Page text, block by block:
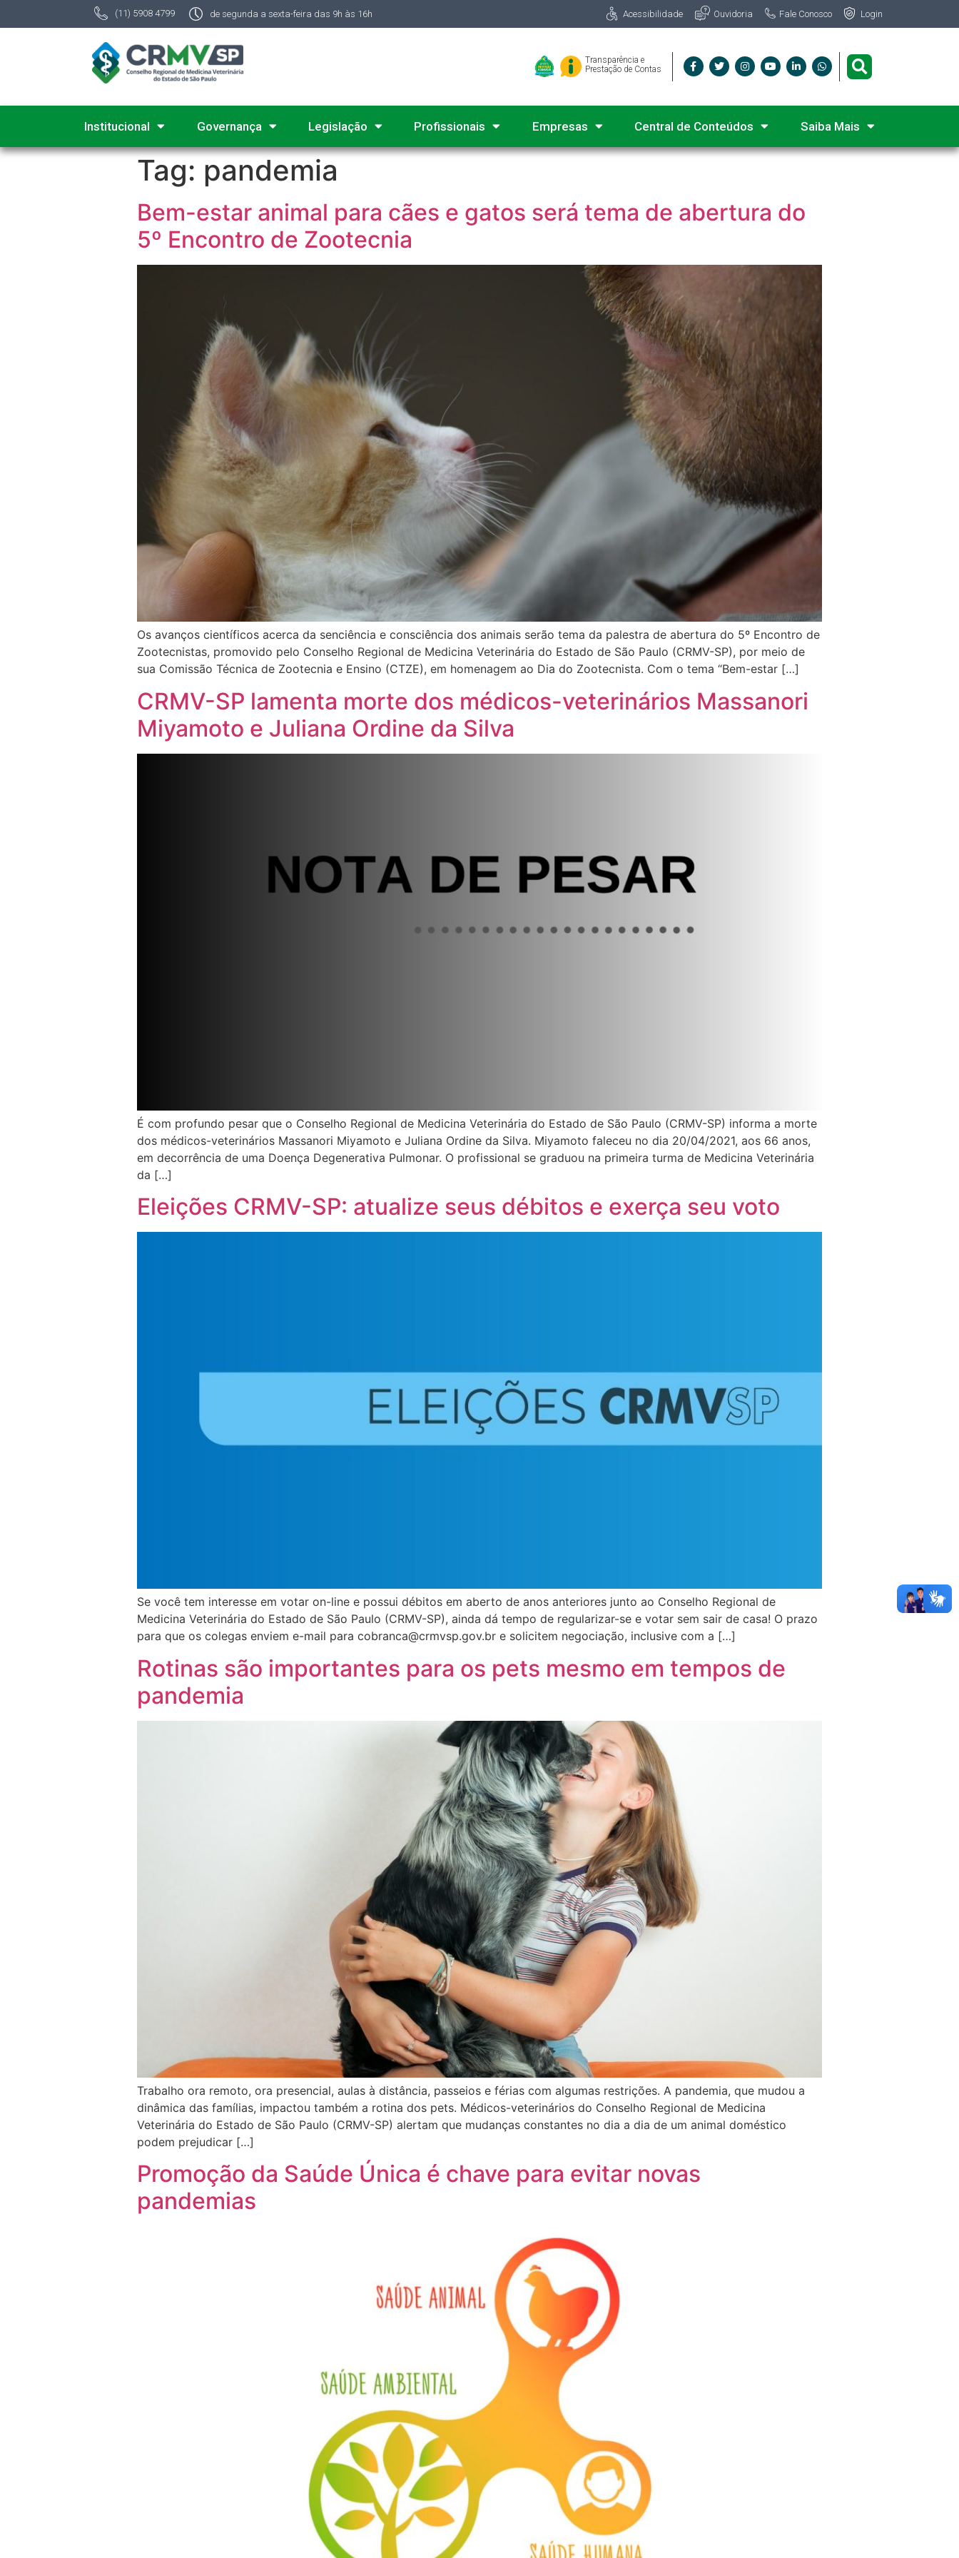
(11) 5908 4799 de segunda a sexta-feira das 9h às 16h Acessibilidade Ouvidoria Fale Conosco Login
Transparência e
Prestação de Contas
Institucional Governança Legislação Profissionais Empresas Central de Conteúdos Saiba Mais
Tag: pandemia
Bem-estar animal para cães e gatos será tema de abertura do
5º Encontro de Zootecnia
Os avanços científicos acerca da senciência e consciência dos animais serão tema da palestra de abertura do 5º Encontro de
Zootecnistas, promovido pelo Conselho Regional de Medicina Veterinária do Estado de São Paulo (CRMV-SP), por meio de
sua Comissão Técnica de Zootecnia e Ensino (CTZE), em homenagem ao Dia do Zootecnista. Com o tema “Bem-estar […]
CRMV-SP lamenta morte dos médicos-veterinários Massanori
Miyamoto e Juliana Ordine da Silva
É com profundo pesar que o Conselho Regional de Medicina Veterinária do Estado de São Paulo (CRMV-SP) informa a morte
dos médicos-veterinários Massanori Miyamoto e Juliana Ordine da Silva. Miyamoto faleceu no dia 20/04/2021, aos 66 anos,
em decorrência de uma Doença Degenerativa Pulmonar. O profissional se graduou na primeira turma de Medicina Veterinária
da […]
Eleições CRMV-SP: atualize seus débitos e exerça seu voto
Se você tem interesse em votar on-line e possui débitos em aberto de anos anteriores junto ao Conselho Regional de
Medicina Veterinária do Estado de São Paulo (CRMV-SP), ainda dá tempo de regularizar-se e votar sem sair de casa! O prazo
para que os colegas enviem e-mail para cobranca@crmvsp.gov.br e solicitem negociação, inclusive com a […]
Rotinas são importantes para os pets mesmo em tempos de
pandemia
Trabalho ora remoto, ora presencial, aulas à distância, passeios e férias com algumas restrições. A pandemia, que mudou a
dinâmica das famílias, impactou também a rotina dos pets. Médicos-veterinários do Conselho Regional de Medicina
Veterinária do Estado de São Paulo (CRMV-SP) alertam que mudanças constantes no dia a dia de um animal doméstico
podem prejudicar […]
Promoção da Saúde Única é chave para evitar novas
pandemias